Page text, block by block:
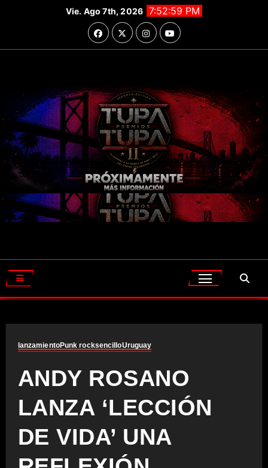
Vie. Ago 7th, 2026 7:53:01 PM
lanzamientoPunk rocksencilloUruguay
ANDY ROSANO
LANZA ‘LECCIÓN
DE VIDA’ UNA